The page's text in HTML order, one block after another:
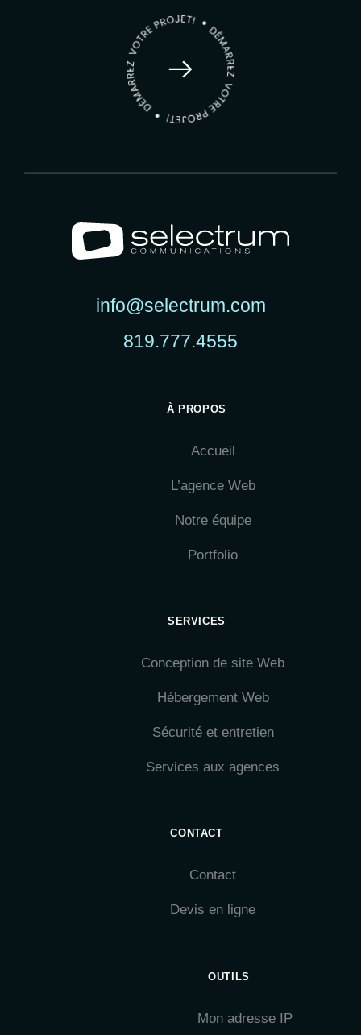
info@selectrum.com
819.777.4555
À PROPOS
Accueil
L’agence Web
Notre équipe
Portfolio
SERVICES
Conception de site Web
Hébergement Web
Sécurité et entretien
Services aux agences
CONTACT
Contact
Devis en ligne
OUTILS
Mon adresse IP